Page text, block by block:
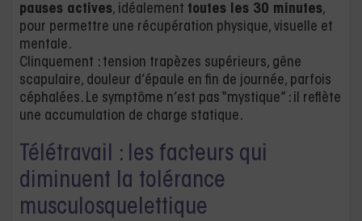
pauses actives, idéalement toutes les 30 minutes,
pour permettre une récupération physique, visuelle et
mentale.
Clinquement : tension trapèzes supérieurs, gêne
scapulaire, douleur d’épaule en fin de journée, parfois
céphalées. Le symptôme n’est pas “mystique” : il reflète
une accumulation de charge statique.
Télétravail : les facteurs qui
diminuent la tolérance
musculosquelettique